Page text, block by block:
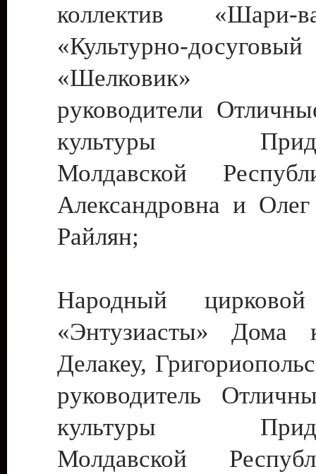
коллектив
«Культурно-
«Шелковик»
руководители
культуры
Молдавской
Александровна и
Райлян;
Народный цирковой
«Энтузиасты» Дома
Делакеу,
руководитель
культуры
Молдавской